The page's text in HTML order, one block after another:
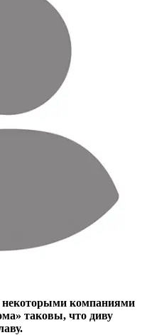
компаниями
таковы, что диву